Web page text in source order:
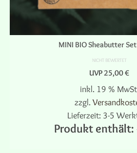
MINI BIO Sheabutter Set
NICHT BEWERTET
UVP25,00€
inkl. 19 %
zzgl.
Lieferzeit: 3-5
Produkt enthält: